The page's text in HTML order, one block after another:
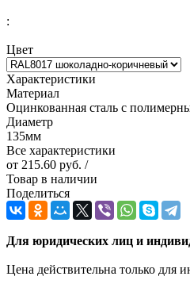
:
Цвет
Характеристики
Материал
Оцинкованная сталь с
Диаметр
135мм
Все характеристики
от 215.60 руб. /
Товар в наличии
Поделиться
Для юридических лиц и
Цена действительна только для